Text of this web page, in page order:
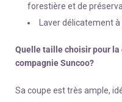
forestière et de
Laver délicatement
Quelle taille choisir pour
compagnie Suncoo?
Sa coupe est très ample,